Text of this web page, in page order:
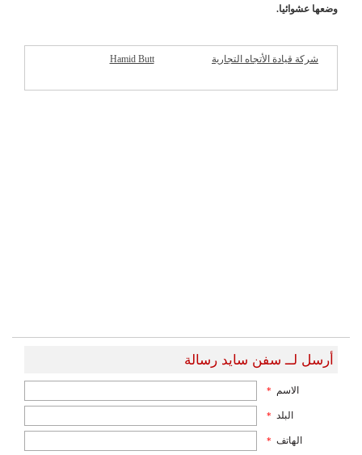
وضعها عشوائيا.
شركة قيادة الأتجاه التجارية Hamid Butt
أرسل لــ سفن سايد رسالة
الاسم *
البلد *
الهاتف *